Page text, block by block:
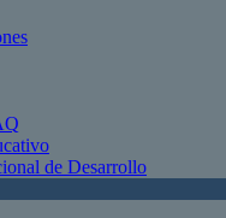
de Desarrollo